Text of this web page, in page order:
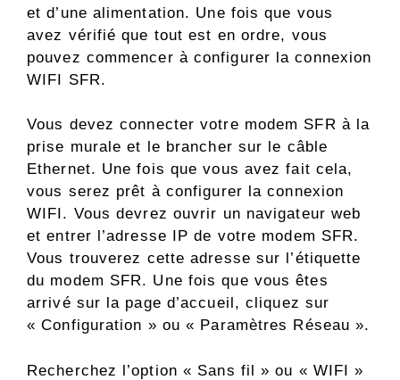
et d’une alimentation. Une fois que vous
avez vérifié que tout est en ordre, vous
pouvez commencer à configurer la connexion
WIFI SFR.
Vous devez connecter votre modem SFR à la
prise murale et le brancher sur le câble
Ethernet. Une fois que vous avez fait cela,
vous serez prêt à configurer la connexion
WIFI. Vous devrez ouvrir un navigateur web
et entrer l’adresse IP de votre modem SFR.
Vous trouverez cette adresse sur l’étiquette
du modem SFR. Une fois que vous êtes
arrivé sur la page d’accueil, cliquez sur
« Configuration » ou « Paramètres Réseau ».
Recherchez l’option « Sans fil » ou « WIFI »